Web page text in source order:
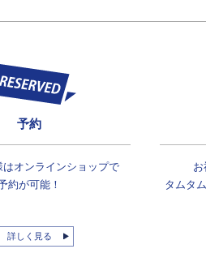
予約
はオンラインショップで
約が可能！
詳しく見る
タムタ